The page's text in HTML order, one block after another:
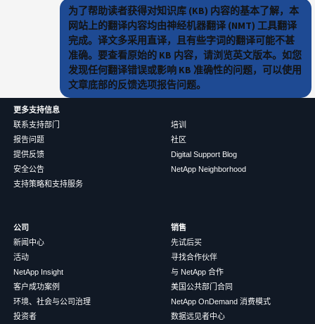
为了帮助读者获得对知识库 (KB) 内容的基本了解，本
网站上的翻译内容均由神经机器翻译 (NMT) 工具翻译
完成。译文多采用直译，且有些字词的翻译可能不甚
准确。要查看原始的 KB 内容，请浏览英文版本。如您
发现任何翻译错误或影响 KB 准确性的问题，可以使用
文章底部的反馈选项报告问题。
更多支持信息
联系支持部门
报告问题
提供反馈
安全公告
支持策略和支持服务
培训
社区
Digital Support Blog
NetApp Neighborhood
公司
新闻中心
活动
NetApp Insight
客户成功案例
环境、社会与公司治理
投资者
销售
先试后买
寻找合作伙伴
与 NetApp 合作
美国公共部门合同
NetApp OnDemand 消费模式
数据远见者中心